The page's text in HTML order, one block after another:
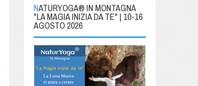
NATURYOGA® IN MONTAGNA
"LA MAGIA INIZIA DA TE" | 10-16
AGOSTO 2026